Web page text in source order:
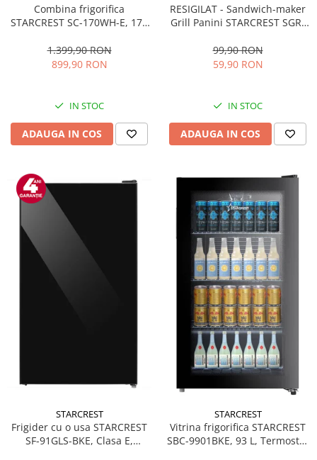
Combina frigorifica
STARCREST SC-170WH-E, 170
Termostat reglabil, Iluminare
LED, Picioare ajustabile, Usi
1.399,90 RON
899,90 RON
IN STOC
ADAUGA IN COS
RESIGILAT - Sandwich-maker
Grill Panini STARCREST SGR-
nonaderente, Deschidere
180°, Suprafata de gatire 23 x
99,90 RON
59,90 RON
IN STOC
ADAUGA IN COS
STARCREST
Frigider cu o usa STARCREST
SF-91GLS-BKE, Clasa E,
STARCREST
Vitrina frigorifica STARCREST
SBC-9901BKE, 93 L, Termostat